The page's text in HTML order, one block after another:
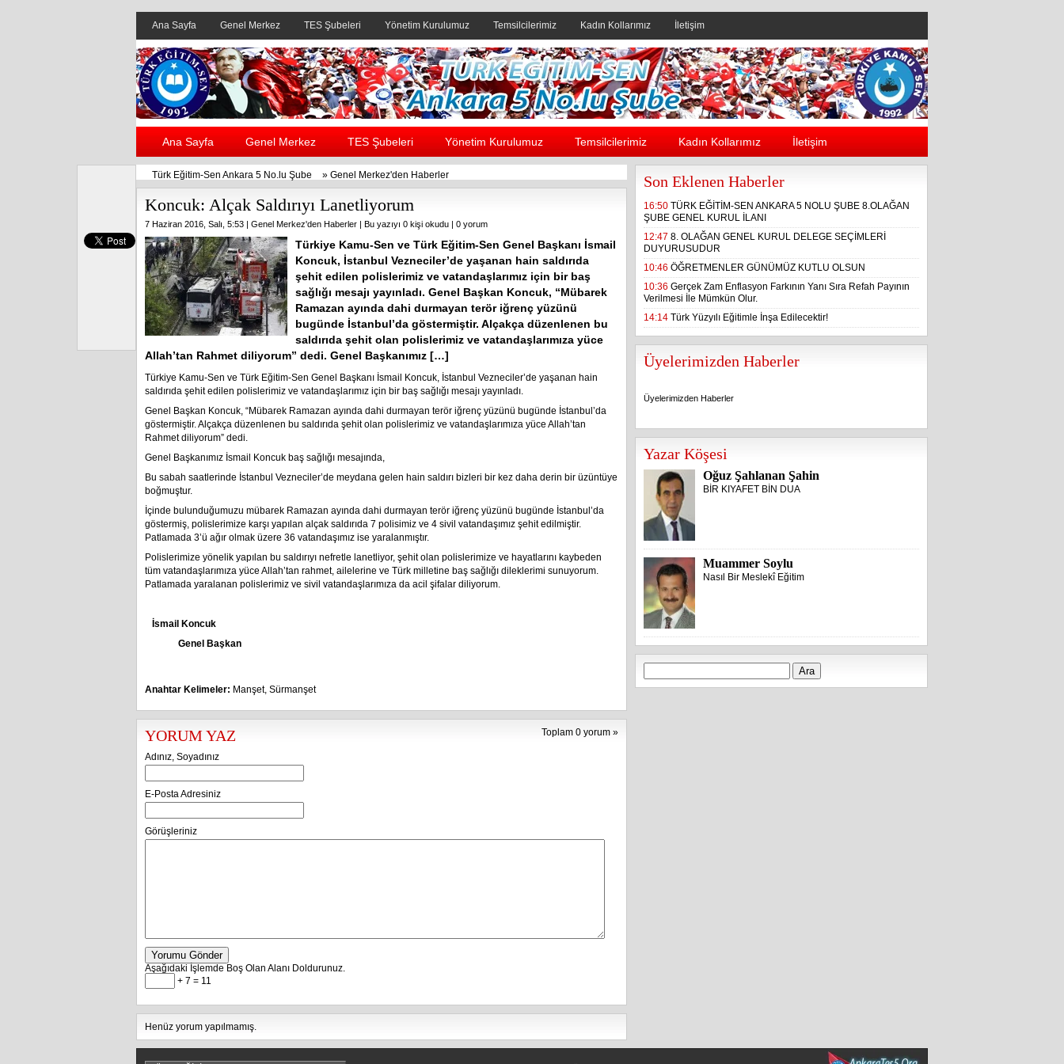
Ana Sayfa Genel Merkez TES Şubeleri Yönetim Kurulumuz Temsilcilerimiz Kadın Kollarımız İletişim
Header yanı reklam alanı
Ana Sayfa Genel Merkez TES Şubeleri Yönetim Kurulumuz Temsilcilerimiz Kadın Kollarımız İletişim
Türk Eğitim-Sen Ankara 5 No.lu Şube » Genel Merkez'den Haberler
Koncuk: Alçak Saldırıyı Lanetliyorum
7 Haziran 2016, Salı, 5:53 | Genel Merkez'den Haberler | Bu yazıyı 0 kişi okudu | 0 yorum
Türkiye Kamu-Sen ve Türk Eğitim-Sen Genel Başkanı İsmail
Koncuk, İstanbul Vezneciler’de yaşanan hain saldırıda
şehit edilen polislerimiz ve vatandaşlarımız için bir baş
sağlığı mesajı yayınladı. Genel Başkan Koncuk, “Mübarek
Ramazan ayında dahi durmayan terör iğrenç yüzünü
bugünde İstanbul’da göstermiştir. Alçakça düzenlenen bu
saldırıda şehit olan polislerimiz ve vatandaşlarımıza yüce
Allah’tan Rahmet diliyorum” dedi. Genel Başkanımız […]
Türkiye Kamu-Sen ve Türk Eğitim-Sen Genel Başkanı İsmail Koncuk, İstanbul Vezneciler’de yaşanan hain
saldırıda şehit edilen polislerimiz ve vatandaşlarımız için bir baş sağlığı mesajı yayınladı.
Genel Başkan Koncuk, “Mübarek Ramazan ayında dahi durmayan terör iğrenç yüzünü bugünde İstanbul’da
göstermiştir. Alçakça düzenlenen bu saldırıda şehit olan polislerimiz ve vatandaşlarımıza yüce Allah’tan
Rahmet diliyorum” dedi.
Genel Başkanımız İsmail Koncuk baş sağlığı mesajında,
Bu sabah saatlerinde İstanbul Vezneciler’de meydana gelen hain saldırı bizleri bir kez daha derin bir üzüntüye
boğmuştur.
İçinde bulunduğumuzu mübarek Ramazan ayında dahi durmayan terör iğrenç yüzünü bugünde İstanbul’da
göstermiş, polislerimize karşı yapılan alçak saldırıda 7 polisimiz ve 4 sivil vatandaşımız şehit edilmiştir.
Patlamada 3’ü ağır olmak üzere 36 vatandaşımız ise yaralanmıştır.
Polislerimize yönelik yapılan bu saldırıyı nefretle lanetliyor, şehit olan polislerimize ve hayatlarını kaybeden
tüm vatandaşlarımıza yüce Allah’tan rahmet, ailelerine ve Türk milletine baş sağlığı dileklerimi sunuyorum.
Patlamada yaralanan polislerimiz ve sivil vatandaşlarımıza da acil şifalar diliyorum.
İsmail Koncuk
Genel Başkan
Anahtar Kelimeler: Manşet, Sürmanşet
Toplam 0 yorum »
YORUM YAZ
Adınız, Soyadınız
E-Posta Adresiniz
Görüşleriniz
Yorumu Gönder
Aşağıdaki İşlemde Boş Olan Alanı Doldurunuz.
+ 7 = 11
Henüz yorum yapılmamış.
Son Eklenen Haberler
16:50 TÜRK EĞİTİM-SEN ANKARA 5 NOLU ŞUBE 8.OLAĞAN
ŞUBE GENEL KURUL İLANI
12:47 8. OLAĞAN GENEL KURUL DELEGE SEÇİMLERİ
DUYURUSUDUR
10:46 ÖĞRETMENLER GÜNÜMÜZ KUTLU OLSUN
10:36 Gerçek Zam Enflasyon Farkının Yanı Sıra Refah Payının
Verilmesi İle Mümkün Olur.
14:14 Türk Yüzyılı Eğitimle İnşa Edilecektir!
Üyelerimizden Haberler
Üyelerimizden Haberler
Yazar Köşesi
Oğuz Şahlanan Şahin
BİR KIYAFET BİN DUA
Muammer Soylu
Nasıl Bir Meslekî Eğitim
Arama: